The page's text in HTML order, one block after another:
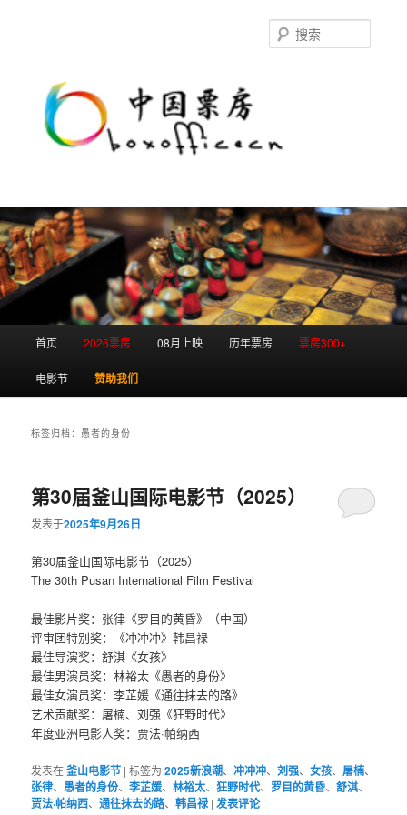
首页 2026票房 08月上映 历年票房 票房300+
电影节 赞助我们
标签归档： 愚者的身份
第30届釜山国际电影节（2025）
发表于2025年9月26日
第30届釜山国际电影节（2025）
The 30th Pusan International Film Festival
最佳影片奖：张律《罗目的黄昏》（中国）
评审团特别奖：《冲冲冲》韩昌禄
最佳导演奖：舒淇《女孩》
最佳男演员奖：林裕太《愚者的身份》
最佳女演员奖：李芷媛《通往抹去的路》
艺术贡献奖：屠楠、刘强《狂野时代》
年度亚洲电影人奖：贾法·帕纳西
发表在釜山电影节 |标签为 2025新浪潮、冲冲冲、刘强、女孩、 屠楠、
张律、 愚者的身份、李芷媛、林裕太、狂野时代、 罗目的黄昏、舒淇、
贾法·帕纳西、通往抹去的路、韩昌禄 |发表评论